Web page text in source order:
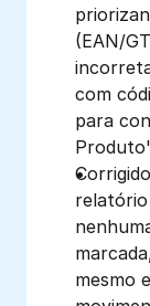
(EAN/
com
para
relatório
mesmo